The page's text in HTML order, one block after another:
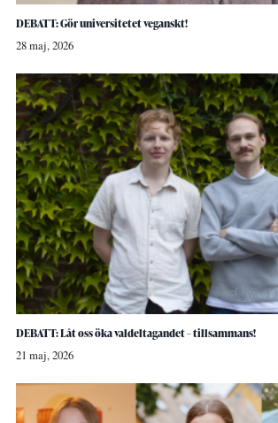
DEBATT: Gör universitetet veganskt!
28 maj, 2026
DEBATT: Låt oss öka valdeltagandet – tillsammans!
21 maj, 2026